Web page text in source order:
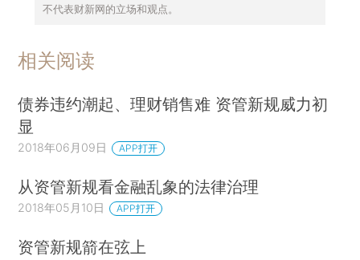
不代表财新网的立场和观点。
相关阅读
债券违约潮起、理财销售难 资管新规威力初
显
2018年06月09日 APP打开
从资管新规看金融乱象的法律治理
2018年05月10日 APP打开
资管新规箭在弦上